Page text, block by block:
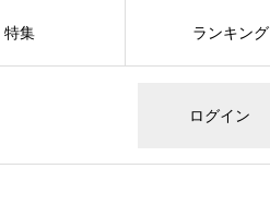
ログイン
特集 ランキング